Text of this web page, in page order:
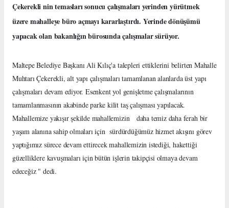
Çekerekli nin temasları sonucu çalışmaları yerinden yürütmek
üzere mahalleye büro açmayı kararlaştırdı. Yerinde dönüşümü
yapacak olan bakanlığın bürosunda çalışmalar sürüyor.
Maltepe Belediye Başkanı Ali Kılıç'a talepleri ettiklerini belirten Mahalle
Muhtarı Çekerekli, alt yapı çalışmaları tamamlanan alanlarda üst yapı
çalışmaları devam ediyor. Esenkent yol genişletme çalışmalarının
tamamlanmasının akabinde parke kilit taş çalışması yapılacak.
Mahallemize yakışır şekilde mahallemizin daha temiz daha ferah bir
yaşam alanına sahip olmaları için sürdürdüğümüz hizmet akışını görev
yaptığımız sürece devam ettirecek mahallemizin istediği, hakettiği
güzelliklere kavuşmaları için bütün işlerin takipçisi olmaya devam
edeceğiz " dedi.